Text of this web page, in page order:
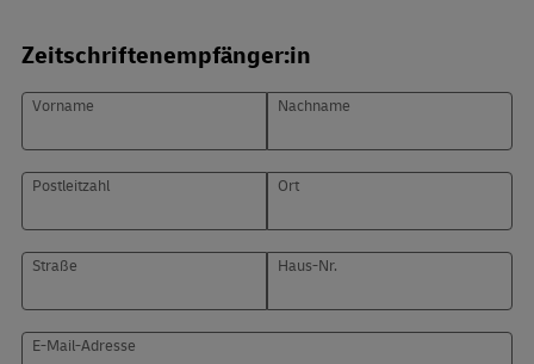
Zeitschriftenempfänger:in
Vorname Nachname
Postleitzahl Ort
Straße Haus-Nr.
E-Mail-Adresse